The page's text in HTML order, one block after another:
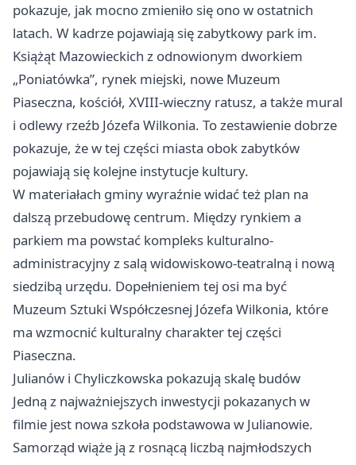
pokazuje, jak mocno zmieniło się ono w ostatnich
latach. W kadrze pojawiają się zabytkowy park im.
Książąt Mazowieckich z odnowionym dworkiem
„Poniatówka”, rynek miejski, nowe Muzeum
Piaseczna, kościół, XVIII-wieczny ratusz, a także mural
i odlewy rzeźb Józefa Wilkonia. To zestawienie dobrze
pokazuje, że w tej części miasta obok zabytków
pojawiają się kolejne instytucje kultury.
W materiałach gminy wyraźnie widać też plan na
dalszą przebudowę centrum. Między rynkiem a
parkiem ma powstać kompleks kulturalno-
administracyjny z salą widowiskowo-teatralną i nową
siedzibą urzędu. Dopełnieniem tej osi ma być
Muzeum Sztuki Współczesnej Józefa Wilkonia, które
ma wzmocnić kulturalny charakter tej części
Piaseczna.
Julianów i Chyliczkowska pokazują skalę budów
Jedną z najważniejszych inwestycji pokazanych w
filmie jest nowa szkoła podstawowa w Julianowie.
Samorząd wiąże ją z rosnącą liczbą najmłodszych